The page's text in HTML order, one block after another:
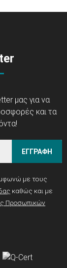
μας για να
και τα
ΕΓΓΡΑΦΗ
με τους
καθώς και με
Προσωπικών